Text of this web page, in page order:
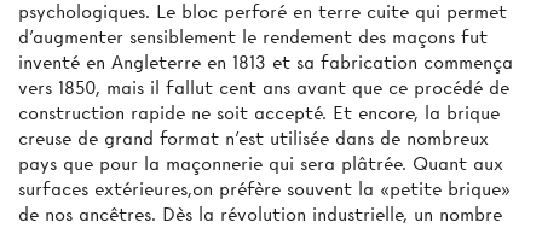
psychologiques. Le bloc perforé en terre cuite qui permet
d'augmenter sensiblement le rendement des maçons fut
inventé en Angleterre en 1813 et sa fabrication commença
vers 1850, mais il fallut cent ans avant que ce procédé de
construction rapide ne soit accepté. Et encore, la brique
creuse de grand format n'est utilisée dans de nombreux
pays que pour la maçonnerie qui sera plâtrée. Quant aux
surfaces extérieures,on préfère souvent la «petite brique»
de nos ancêtres. Dès la révolution industrielle, un nombre